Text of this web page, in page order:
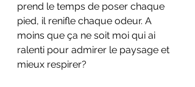
prend le temps de poser chaque
pied, il renifle chaque odeur. A
moins que ça ne soit moi qui ai
ralenti pour admirer le paysage et
mieux respirer?